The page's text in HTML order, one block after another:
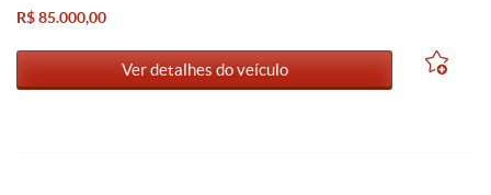
R$ 85.000,00
Ver detalhes do veículo